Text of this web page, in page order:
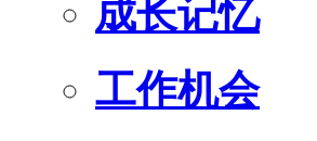
成长记忆
工作机会